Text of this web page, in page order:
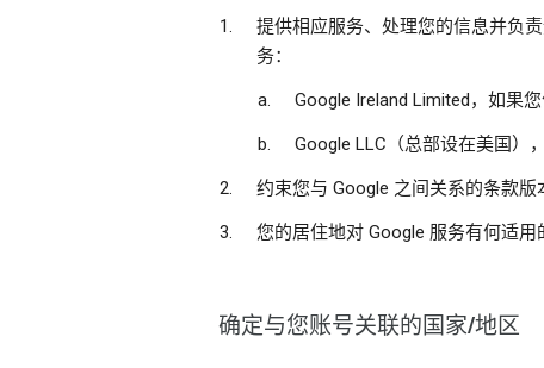
提供相应服务、处理您的信息并负
务：
Google Ireland Limited，如果
Google LLC（总部设在美国）
约束您与 Google 之间关系的条款
您的居住地对 Google 服务有何适用
确定与您账号关联的国家/地区